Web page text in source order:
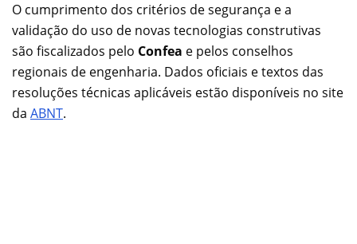
O cumprimento dos critérios de segurança e a
validação do uso de novas tecnologias construtivas
são fiscalizados pelo Confea e pelos conselhos
regionais de engenharia. Dados oficiais e textos das
resoluções técnicas aplicáveis estão disponíveis no site
da ABNT.